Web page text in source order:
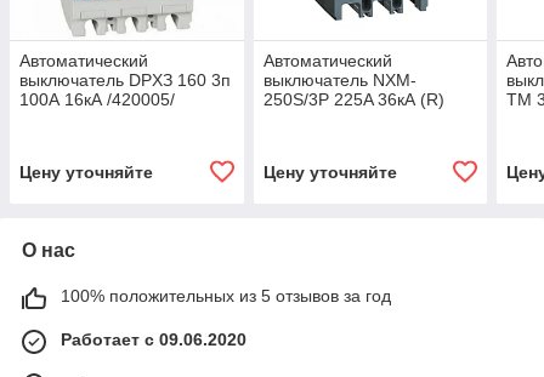
Автоматический
выключатель DPХЗ 160 3п
100А 16кА /420005/
Цену уточняйте
Автоматический
выключатель NXM-
250S/3Р 225A 36кА (R)
Цену уточняйте
TM
О нас
100% положительных из 5 отзывов за год
Работает с 09.06.2020